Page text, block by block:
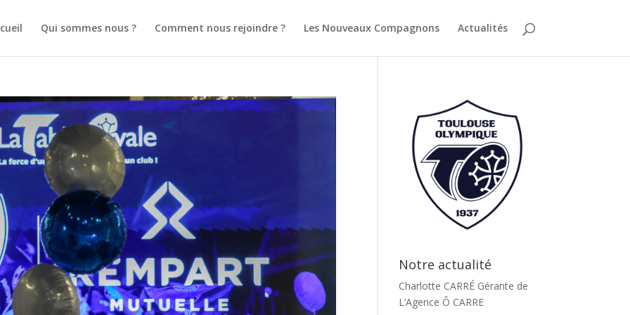
Qui sommes nous ? Comment nous rejoindre ? Les Nouveaux Compagnons Actualités
Notre actualité
Charlotte CARRÉ Gérante de
L’Agence Ô CARRE